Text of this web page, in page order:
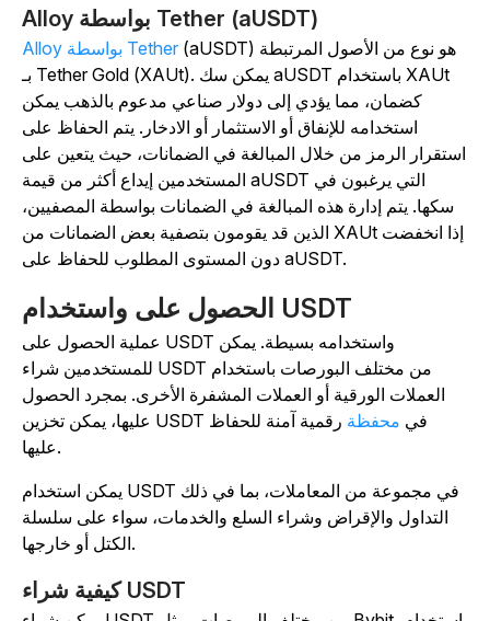
Alloy بواسطة Tether (aUSDT)
Alloy بواسطة Tether(aUSDT) هو نوع من الأصول المرتبطة
بـ Tether Gold (XAUt). يمكن سك aUSDT باستخدام XAUt
كضمان، مما يؤدي إلى دولار صناعي مدعوم بالذهب يمكن
استخدامه للإنفاق أو الاستثمار أو الادخار. يتم الحفاظ على
الرمز من خلال المبالغة في الضمانات، حيث يتعين على
المستخدمين إيداع أكثر من قيمة aUSDT التي يرغبون في
سكها. يتم إدارة هذه المبالغة في الضمانات بواسطة المصفيين،
الذين قد يقومون بتصفية بعض الضمانات من XAUt إذا انخفضت
دون المستوى المطلوب للحفاظ على aUSDT.
الحصول على واستخدام USDT
عملية الحصول على USDT واستخدامه بسيطة. يمكن
للمستخدمين شراء USDT من مختلف البورصات باستخدام
العملات الورقية أو العملات المشفرة الأخرى. بمجرد الحصول
محفظةرقمية آمنة للحفاظ
يمكن استخدام USDT في مجموعة من المعاملات، بما في ذلك
التداول والإقراض وشراء السلع والخدمات، سواء على سلسلة
كيفية شراء USDT